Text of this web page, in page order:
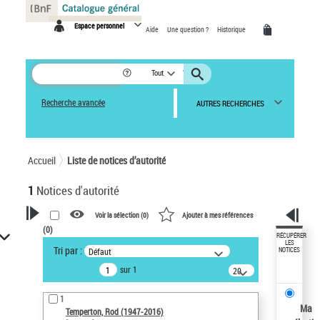
Espace personnel Aide Une question ? Historique
Tout
Recherche avancée AUTRES RECHERCHES
Accueil Liste de notices d’autorité
1 Notices d'autorité
VOTRE RECHERCHE
Recherche avancée dans les
notices d’autorité
Œuvres liées à l'auteur :
Temperton, Rod (1947-2016)
Voir la sélection (0) Ajouter à mes références
(0)
Tri par : Défaut
sur 1
20
résultats/page
1
Temperton, Rod (1947-2016)
RÉCUPÉRER
LES
NOTICES
Ma
Panneau de gestion des cookies